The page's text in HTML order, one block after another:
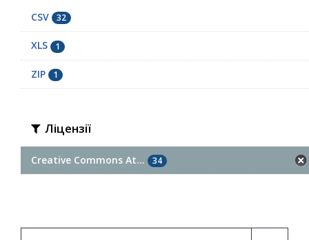
CSV 32
XLS 1
ZIP 1
Ліцензії
Creative Commons At... 34